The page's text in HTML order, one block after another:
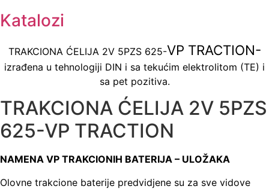
Katalozi
TRAKCIONA ĆELIJA 2V 5PZS 625-VP TRACTION-
izrađena u tehnologiji DIN i sa tekućim elektrolitom (TE) i
sa pet pozitiva.
TRAKCIONA ĆELIJA 2V 5PZS
625-VP TRACTION
NAMENA VP TRAKCIONIH BATERIJA – ULOŽAKA
Olovne trakcione baterije predvidjene su za sve vidove